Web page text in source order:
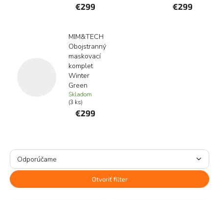
€299 €299
MIM&TECH
Obojstranný
maskovací
komplet
Winter
Green
Skladom
(3 ks)
€299
R
a
d
e
n
Odporúčame
Otvoriť filter